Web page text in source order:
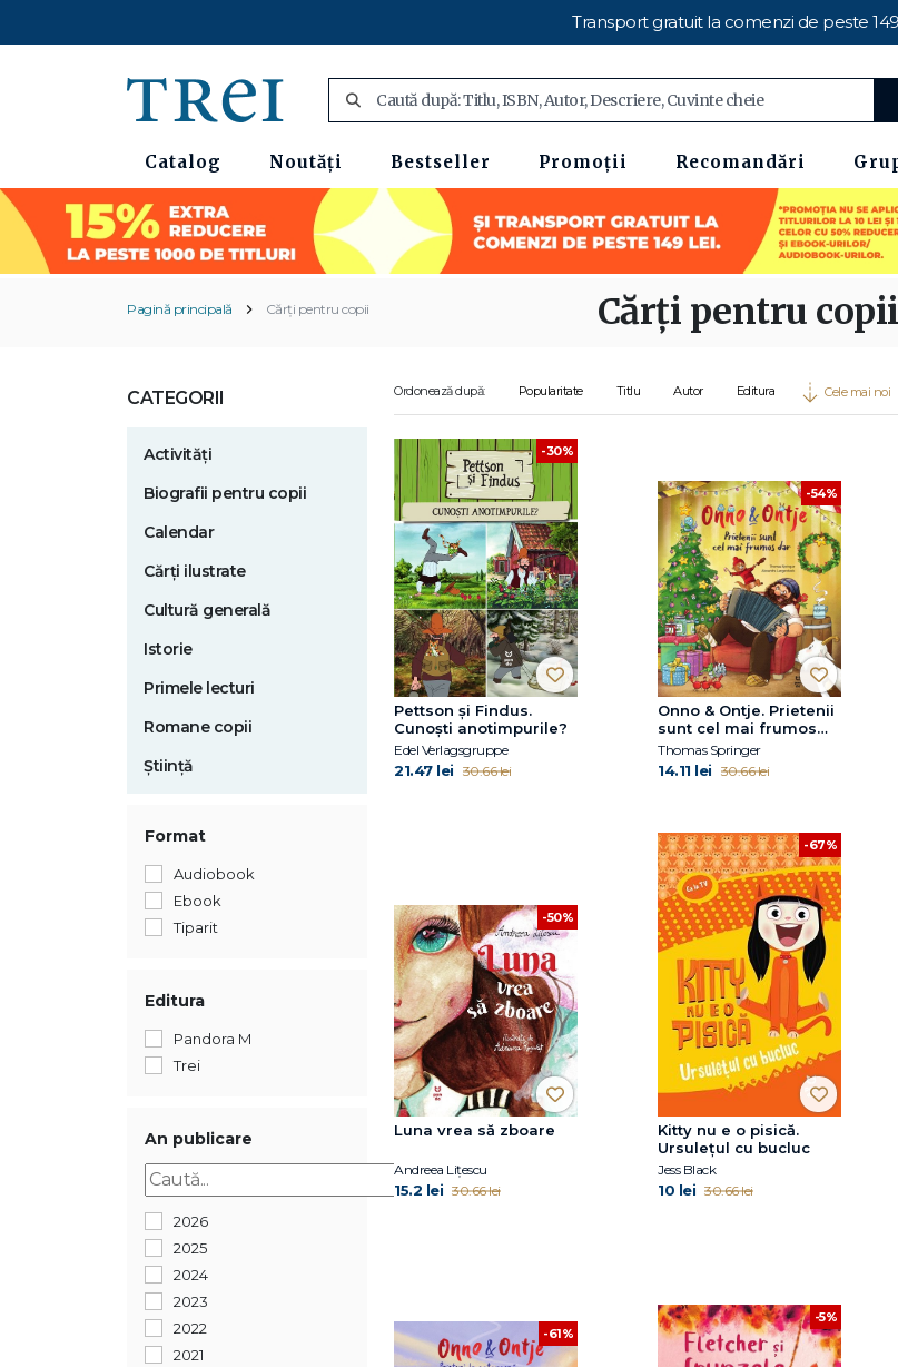
Transport gratuit la comenzi de peste
Catalog Noutăți Bestseller Promoții Recomandări
Pagină principală Cărți pentru copii Cărți pentru copii
CATEGORII
Activități
Biografii pentru copii
Calendar
Cărți ilustrate
Cultură generală
Istorie
Primele lecturi
Romane copii
Știință
Format
Audiobook
Ebook
Tiparit
Editura
Pandora M
Trei
An publicare
2026
2025
2024
2023
2022
2021
Ordonează după: Popularitate Titlu Autor Editura Cele mai noi
-30%
Pettson și Findus.
Cunoști anotimpurile?
Edel Verlagsgruppe
21.47 lei 30.66 lei
-54%
Onno & Ontje. Prietenii
sunt cel mai frumos
dar
Thomas Springer
14.11 lei 30.66 lei
-50%
Luna vrea să zboare
Andreea Lițescu
15.2 lei 30.66 lei
-67%
Kitty nu e o pisică.
Ursulețul cu bucluc
Jess Black
10 lei 30.66 lei
-61%
-5%